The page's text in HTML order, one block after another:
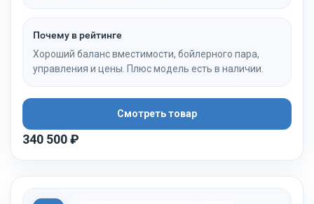
Почему в рейтинге
Хороший баланс вместимости, бойлерного пара,
управления и цены. Плюс модель есть в наличии.
Смотреть товар
340 500 ₽